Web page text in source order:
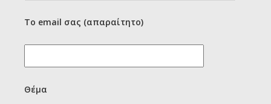
Το email σας (απαραίτητο)
Θέμα